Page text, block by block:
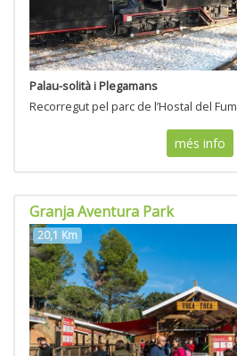
Palau-solità i Plegamans
Recorregut pel parc de l’Hostal del Fum
més info
Granja Aventura Park
20,1 Km